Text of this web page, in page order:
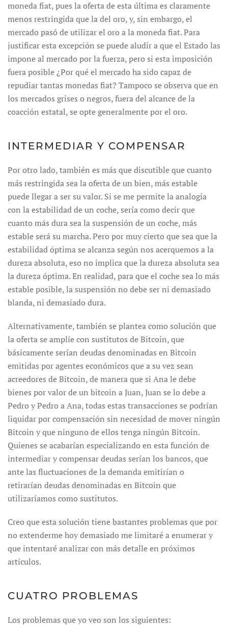
moneda fiat, pues la oferta de esta última es claramente
menos restringida que la del oro, y, sin embargo, el
mercado pasó de utilizar el oro a la moneda fiat. Para
justificar esta excepción se puede aludir a que el Estado las
impone al mercado por la fuerza, pero si esta imposición
fuera posible ¿Por qué el mercado ha sido capaz de
repudiar tantas monedas fiat? Tampoco se observa que en
los mercados grises o negros, fuera del alcance de la
coacción estatal, se opte generalmente por el oro.
INTERMEDIAR Y COMPENSAR
Por otro lado, también es más que discutible que cuanto
más restringida sea la oferta de un bien, más estable
puede llegar a ser su valor. Si se me permite la analogía
con la estabilidad de un coche, sería como decir que
cuanto más dura sea la suspensión de un coche, más
estable será su marcha. Pero por muy cierto que sea que la
estabilidad óptima se alcanza según nos acerquemos a la
dureza absoluta, eso no implica que la dureza absoluta sea
la dureza óptima. En realidad, para que el coche sea lo más
estable posible, la suspensión no debe ser ni demasiado
blanda, ni demasiado dura.
Alternativamente, también se plantea como solución que
la oferta se amplíe con sustitutos de Bitcoin, que
básicamente serían deudas denominadas en Bitcoin
emitidas por agentes económicos que a su vez sean
acreedores de Bitcoin, de manera que si Ana le debe
bienes por valor de un bitcoin a Juan, Juan se lo debe a
Pedro y Pedro a Ana, todas estas transacciones se podrían
liquidar por compensación sin necesidad de mover ningún
Bitcoin y que ninguno de ellos tenga ningún Bitcoin.
Quienes se acabarían especializando en esta función de
intermediar y compensar deudas serían los bancos, que
ante las fluctuaciones de la demanda emitirían o
retirarían deudas denominadas en Bitcoin que
utilizaríamos como sustitutos.
Creo que esta solución tiene bastantes problemas que por
no extenderme hoy demasiado me limitaré a enumerar y
que intentaré analizar con más detalle en próximos
artículos.
CUATRO PROBLEMAS
Los problemas que yo veo son los siguientes: